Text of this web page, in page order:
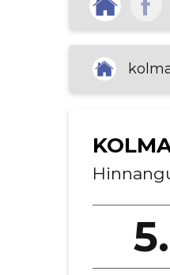
eriprojektid
elamute